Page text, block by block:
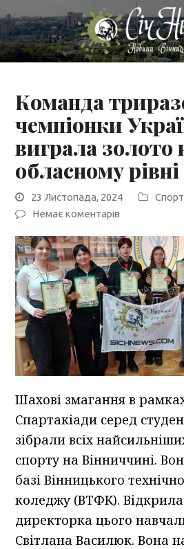
Команда
чемпіонки
виграла золото
обласному рівні
23 Листопада, 2024 Спорт
Немає коментарів
Шахові змагання в
Спартакіади серед
зібрали всіх
спорту на Вінниччині.
базі Вінницького
коледжу (ВТФК). Відкрила
директорка цього
Світлана Василюк. Вона